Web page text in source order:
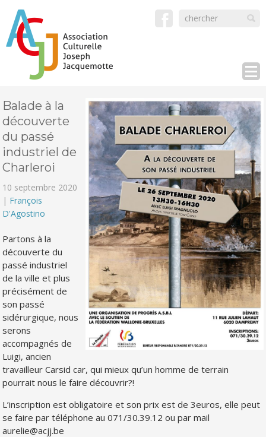
Balade à la
découverte
du passé
industriel de
Charleroi
10 septembre 2020
| François
D'Agostino
Partons à la
découverte du
passé industriel
de la ville et plus
précisément de
son passé
sidérurgique, nous
serons
accompagnés de
Luigi, ancien
travailleur Carsid car, qui mieux qu’un homme de terrain
pourrait nous le faire découvrir?!
L’inscription est obligatoire et son prix est de 3euros, elle peut
se faire par téléphone au 071/30.39.12 ou par mail
aurelie@acjj.be